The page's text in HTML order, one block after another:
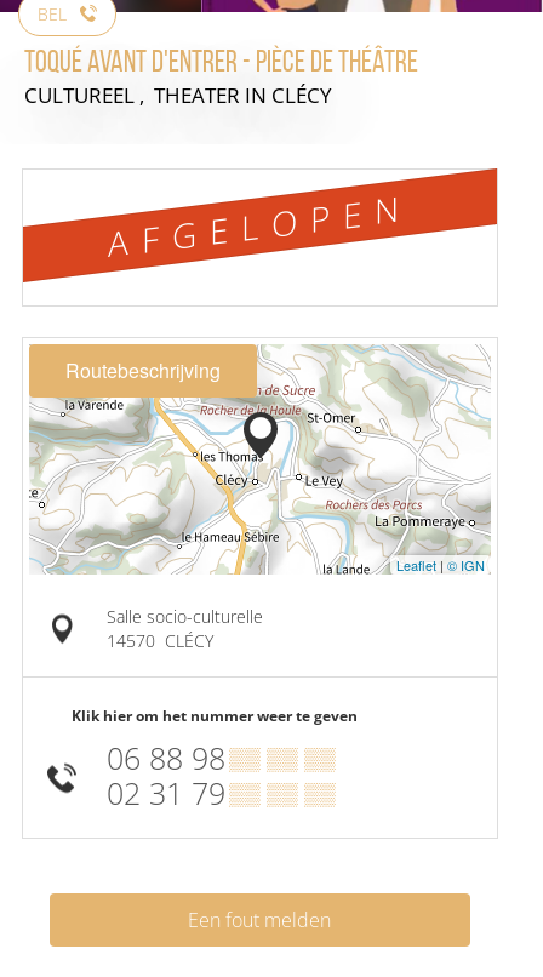
BEL
Toqué avant d'entrer - Pièce de théâtre
CULTUREEL , THEATER IN CLÉCY
AFGELOPEN
Routebeschrijving
Leaflet | © IGN
Salle socio-culturelle
14570 CLÉCY
Klik hier om het nummer weer te geven
06 88 98▒▒ ▒▒ ▒▒
02 31 79▒▒ ▒▒ ▒▒
Een fout melden